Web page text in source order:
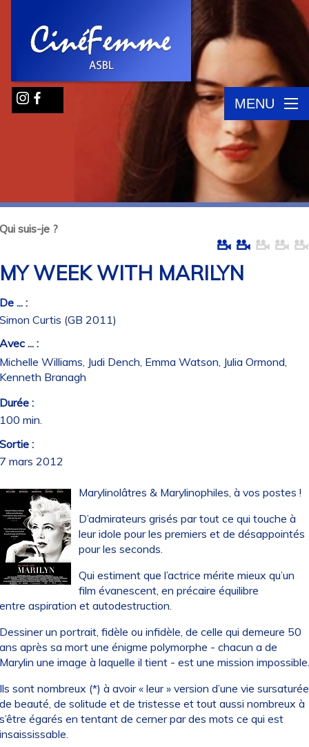
MENU
suis-je ?
WEEK WITH MARILYN
... :
Curtis (GB 2011)
... :
Williams, Judi Dench, Emma Watson, Julia Ormond,
Branagh
:
min.
:
mars 2012
Marylinolâtres & Marylinophiles, à vos postes !
D’admirateurs grisés par tout ce qui touche à
leur idole pour les premiers et de désappointés
pour les seconds.
Qui estiment que l’actrice mérite mieux qu’un
film évanescent, en précaire équilibre
aspiration et autodestruction.
un portrait, fidèle ou infidèle, de celle qui demeure 50
après sa mort une énigme polymorphe - chacun a de
une image à laquelle il tient - est une mission impossible.
sont nombreux (*) à avoir « leur » version d’une vie sursaturée
beauté, de solitude et de tristesse et tout aussi nombreux à
égarés en tentant de cerner par des mots ce qui est